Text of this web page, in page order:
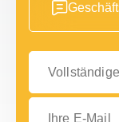
Vollständiger
Ihre E-Mail